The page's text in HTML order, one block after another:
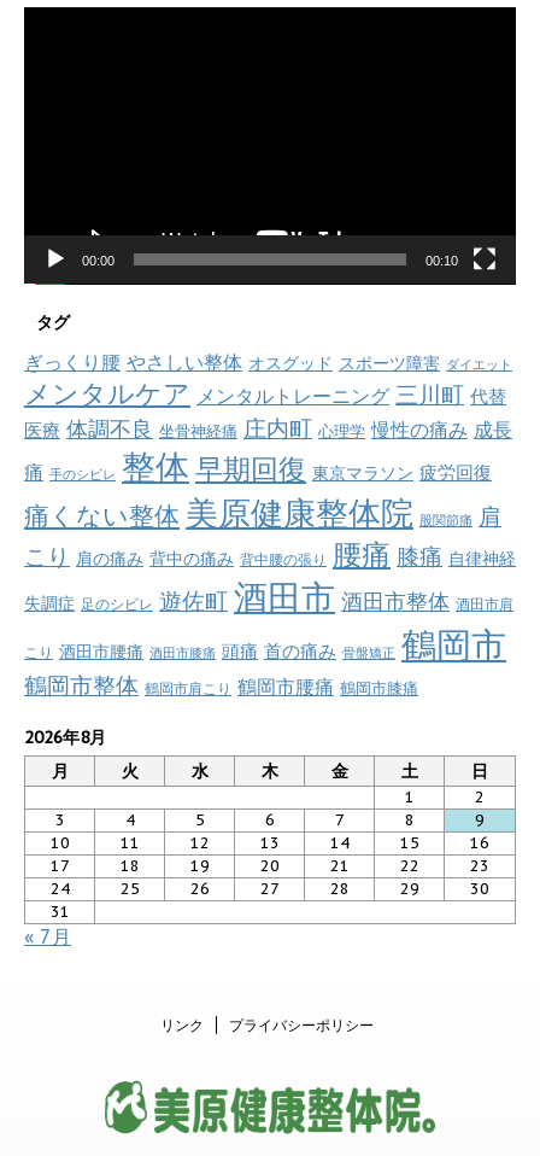
00:00 00:10
タグ
ぎっくり腰 やさしい整体 オスグッド スポーツ障害 ダイエット
メンタルケア メンタルトレーニング 三川町 代替
医療 体調不良 坐骨神経痛 庄内町 心理学 慢性の痛み 成長
痛 手のシビレ 整体 早期回復 東京マラソン 疲労回復
痛くない整体 美原健康整体院 股関節痛 肩
こり 肩の痛み 背中の痛み 背中腰の張り 腰痛 膝痛 自律神経
失調症 足のシビレ 遊佐町 酒田市 酒田市整体 酒田市肩
こり 酒田市腰痛 酒田市膝痛 頭痛 首の痛み 骨盤矯正 鶴岡市
鶴岡市整体 鶴岡市肩こり 鶴岡市腰痛 鶴岡市膝痛
2026年8月
月
火 水 木 金 土 日
1
2
3
4 5 6 7 8
9
10
11 12 13 14 15
16
17
18 19 20 21 22
23
24
25 26 27 28 29
30
31
« 7月
リンク プライバシーポリシー